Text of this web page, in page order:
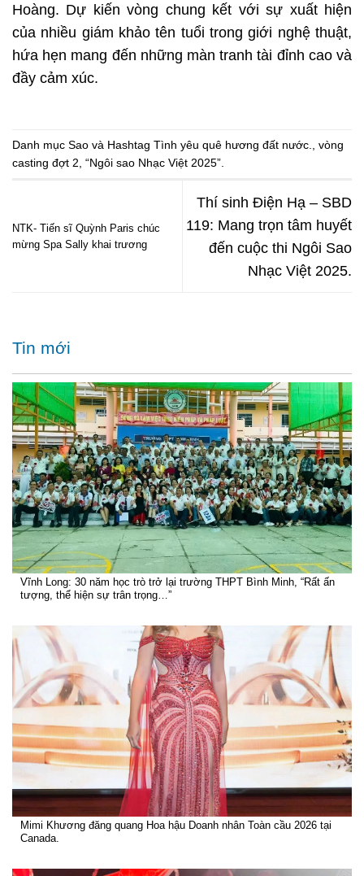
Hoàng. Dự kiến vòng chung kết với sự xuất hiện
của nhiều giám khảo tên tuổi trong giới nghệ thuật,
hứa hẹn mang đến những màn tranh tài đỉnh cao và
đầy cảm xúc.
Danh mục Sao và Hashtag Tình yêu quê hương đất nước.
vòng
casting đợt 2 “Ngôi sao Nhạc Việt 2025”
NTK- Tiến sĩ Quỳnh Paris chúc
mừng Spa Sally khai trương
Thí sinh Điện Hạ – SBD
119: Mang trọn tâm huyết
đến cuộc thi Ngôi Sao
Nhạc Việt 2025.
Tin mới
Vĩnh Long: 30 năm học trò trở lại trường THPT Bình Minh, “Rất ấn
tượng, thể hiện sự trân trọng…”
Mimi Khương đăng quang Hoa hậu Doanh nhân Toàn cầu 2026 tại
Canada.